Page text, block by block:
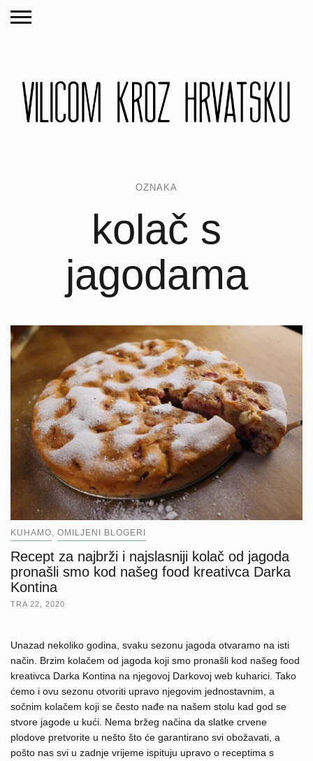
OZNAKA
kolač s
jagodama
KUHAMO OMILJENI BLOGERI
Recept za najbrži i najslasniji kolač od jagoda
pronašli smo kod našeg food kreativca Darka
Kontina
TRA 22, 2020
Unazad nekoliko godina, svaku sezonu jagoda otvaramo na isti
način. Brzim kolačem od jagoda koji smo pronašli kod našeg food
kreativca Darka Kontina na njegovoj Darkovoj web kuharici. Tako
ćemo i ovu sezonu otvoriti upravo njegovim jednostavnim, a
sočnim kolačem koji se često nađe na našem stolu kad god se
stvore jagode u kući. Nema bržeg načina da slatke crvene
plodove pretvorite u nešto što će garantirano svi obožavati, a
pošto nas svi u zadnje vrijeme ispituju upravo o receptima s